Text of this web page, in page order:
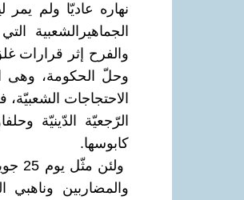
نهاره عاديّا ولم
‏الجماهيرالشعبية
والفرح ‏إثر قرارات
وحلّ ‏الحكومة، وهى
‏الاحتجاجات
الرّجعيّة الدّينيّة
كابوسها. ‏
‏والمضاربين